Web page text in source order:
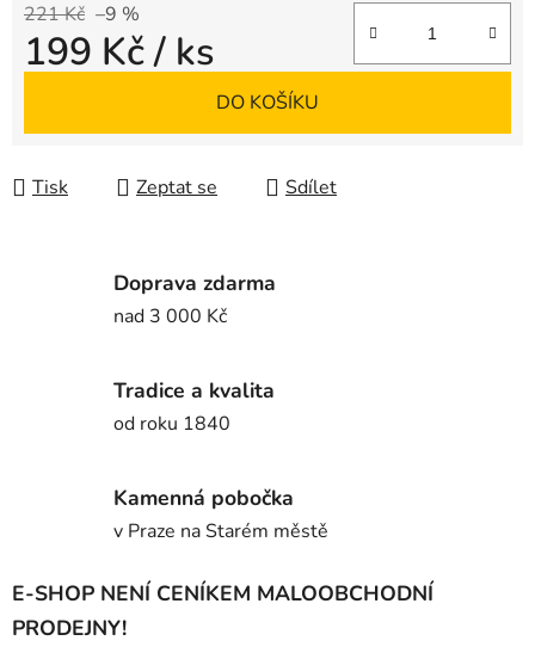
221 Kč –9 %
199 Kč/ ks
DO KOŠÍKU
Tisk Zeptat se Sdílet
Doprava zdarma
nad 3 000 Kč
Tradice a kvalita
od roku 1840
Kamenná pobočka
v Praze na Starém městě
E-SHOP NENÍ CENÍKEM MALOOBCHODNÍ
PRODEJNY!